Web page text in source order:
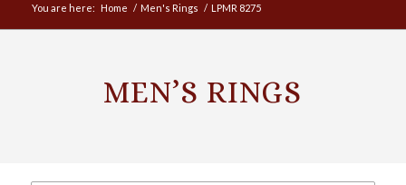
You are here: Home / Men's Rings / LPMR 8275
MEN’S RINGS